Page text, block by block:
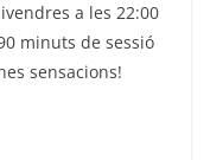
a les 22:00
minuts de sessió
sensacions!